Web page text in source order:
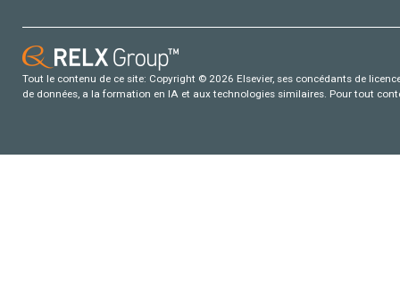
Tout le contenu de ce site: Copyright © 2026 Elsevier, ses concédants de
de données, a la formation en IA et aux technologies similaires. Pour tout